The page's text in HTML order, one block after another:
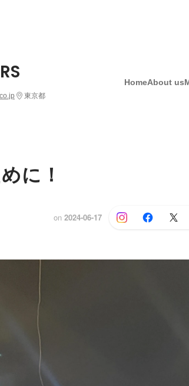
東京都
HomeAbout us
に！
on 2024-06-17